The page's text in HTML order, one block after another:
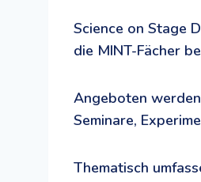
Science on Stage
die MINT-Fächer
Angeboten
Seminare,
Thematisch